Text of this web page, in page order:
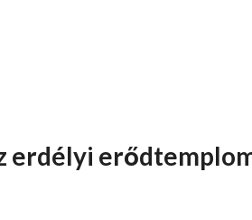
erdélyi